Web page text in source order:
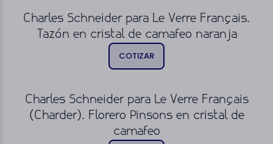
Charles Schneider para Le Verre Français.
Tazón en cristal de camafeo naranja
COTIZAR
Charles Schneider para Le Verre Français
(Charder). Florero Pinsons en cristal de
camafeo